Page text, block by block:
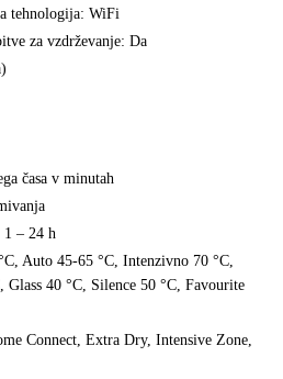
tehnologija: WiFi
za vzdrževanje: Da
časa v minutah
1 – 24 h
Auto 45-65 °C, Intenzivno 70 °C,
40 °C, Silence 50 °C, Favourite
Connect, Extra Dry, Intensive Zone,